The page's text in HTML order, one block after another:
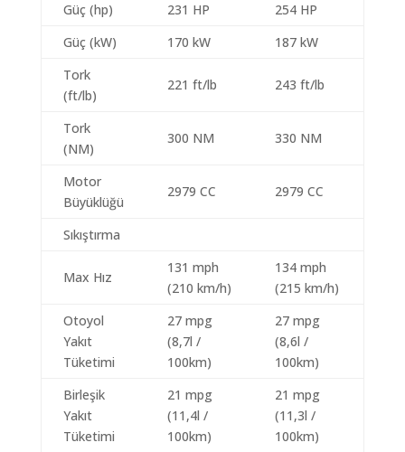
Güç (hp) 231 HP
254 HP
Güç (kW)
170 kW
187 kW
Tork
(ft/lb)
221 ft/lb 243 ft/lb
Tork
(NM)
300 NM 330 NM
Motor
Büyüklüğü
2979 CC 2979 CC
Sıkıştırma
Max Hız
131 mph
(210 km/h)
134 mph
(215 km/h)
Otoyol
Yakıt
Tüketimi
27 mpg
(8,7l /
100km)
27 mpg
(8,6l /
100km)
Birleşik
Yakıt
Tüketimi
21 mpg
(11,4l /
100km)
21 mpg
(11,3l /
100km)